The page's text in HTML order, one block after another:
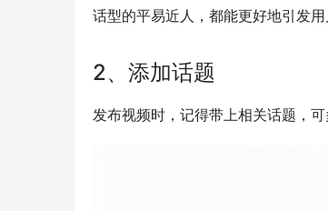
话型的平易近人，都能更好地引发
2、添加话题
发布视频时，记得带上相关话题，